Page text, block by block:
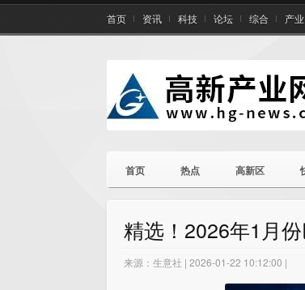
首页 资讯 科技 论坛 综合 产业
首页 热点 高新区
精选！2026年1月
来源：生意社 | 2026-01-22 10:12:00 |